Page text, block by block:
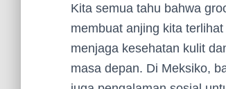
Kita semua tahu bahwa
membuat anjing kita
menjaga kesehatan kulit
masa depan. Di Meksiko,